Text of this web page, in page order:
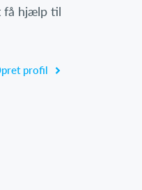
få hjælp til
profil